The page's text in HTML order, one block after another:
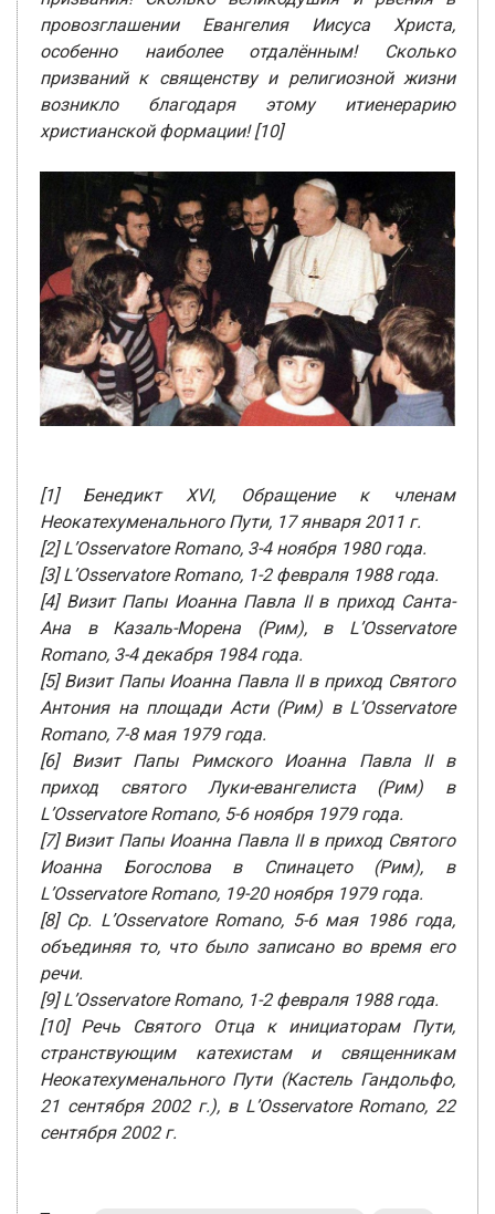
провозглашении Евангелия Иисуса Христа,
особенно наиболее отдалённым! Сколько
призваний к священству и религиозной жизни
возникло благодаря этому итиенерарию
христианской формации! [10]
[1] Бенедикт XVI, Обращение к членам
Неокатехуменального Пути, 17 января 2011 г.
[2] L’Osservatore Romano, 3-4 ноября 1980 года.
[3] L’Osservatore Romano, 1-2 февраля 1988 года.
[4] Визит Папы Иоанна Павла II в приход Санта-
Ана в Казаль-Морена (Рим), в L’Osservatore
Romano, 3-4 декабря 1984 года.
[5] Визит Папы Иоанна Павла II в приход Святого
Антония на площади Асти (Рим) в L’Osservatore
Romano, 7-8 мая 1979 года.
[6] Визит Папы Римского Иоанна Павла II в
приход святого Луки-евангелиста (Рим) в
L’Osservatore Romano, 5-6 ноября 1979 года.
[7] Визит Папы Иоанна Павла II в приход Святого
Иоанна Богослова в Спинацето (Рим), в
L’Osservatore Romano, 19-20 ноября 1979 года.
[8] Ср. L’Osservatore Romano, 5-6 мая 1986 года,
объединяя то, что было записано во время его
речи.
[9] L’Osservatore Romano, 1-2 февраля 1988 года.
[10] Речь Святого Отца к инициаторам Пути,
странствующим катехистам и священникам
Неокатехуменального Пути (Кастель Гандольфо,
21 сентября 2002 г.), в L’Osservatore Romano, 22
сентября 2002 г.